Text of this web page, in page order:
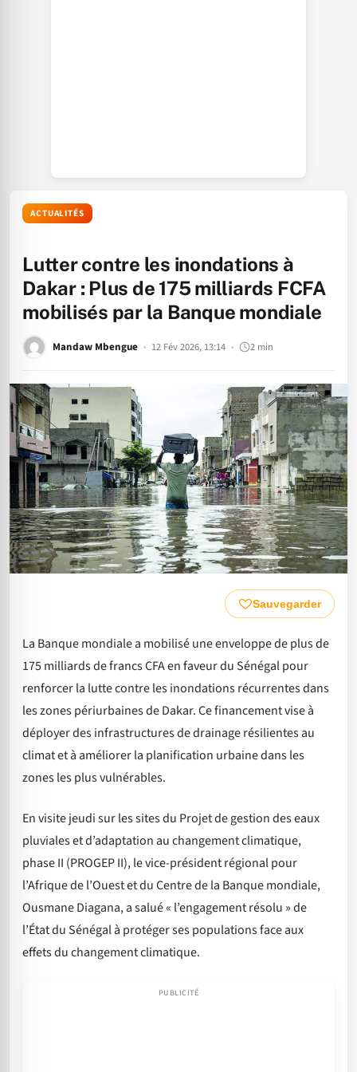
ACTUALITÉS
Lutter contre les inondations à
Dakar : Plus de 175 milliards FCFA
mobilisés par la Banque mondiale
Mandaw Mbengue 12 Fév 2026, 13:14 2 min
Sauvegarder
La Banque mondiale a mobilisé une enveloppe de plus de
175 milliards de francs CFA en faveur du Sénégal pour
renforcer la lutte contre les inondations récurrentes dans
les zones périurbaines de Dakar. Ce financement vise à
déployer des infrastructures de drainage résilientes au
climat et à améliorer la planification urbaine dans les
zones les plus vulnérables.
En visite jeudi sur les sites du Projet de gestion des eaux
pluviales et d’adaptation au changement climatique,
phase II (PROGEP II), le vice-président régional pour
l’Afrique de l’Ouest et du Centre de la Banque mondiale,
Ousmane Diagana, a salué « l’engagement résolu » de
l’État du Sénégal à protéger ses populations face aux
effets du changement climatique.